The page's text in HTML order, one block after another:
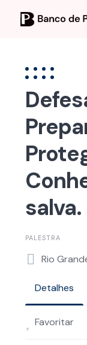
salva.
PALESTRA
Rio
Detalhes
Favoritar